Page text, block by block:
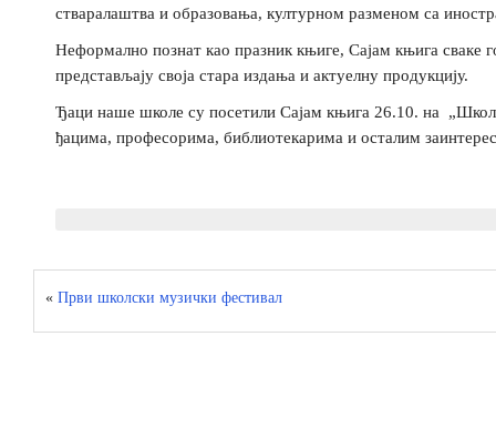
стваралаштва и образовања, културном разменом са
Неформално познат као празник књиге, Сајам књига сваке
представљају своја стара издања и актуелну продукцију.
Ђаци наше школе су посетили Сајам књига 26.10. на
ђацима, професорима, библиотекарима и осталим
« Први школски музички фестивал